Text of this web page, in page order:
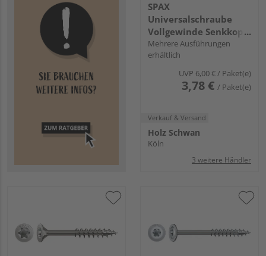
SPAX
Universalschraube
Vollgewinde Senkkopf
T-STAR plus T20 4CUT
WIROX
Mehrere Ausführungen
erhältlich
UVP 6,00 €/ Paket(e)
3,78 € / Paket(e)
Verkauf & Versand
Holz Schwan
Köln
3 weitere Händler